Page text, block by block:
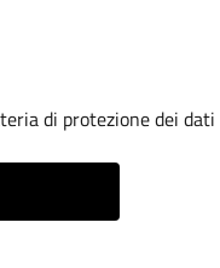
di protezione dei dati